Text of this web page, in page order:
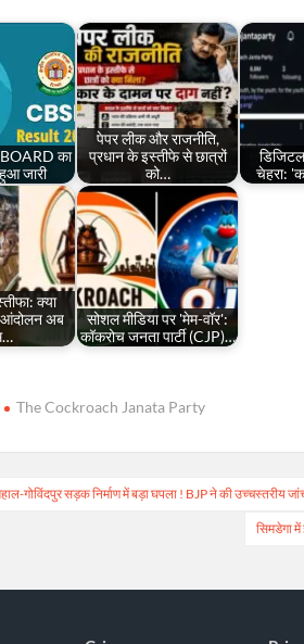
का
जारी
पेपर लीक और राजनीति,
प्रधान के इस्तीफे से छात्रों
को…
चेहरा:
क्या
अब
सोशल मीडिया पर 'मेम-वॉर':
कॉकरोच जनता पार्टी (CJP)…
The Cockroach Janata Party
गोविंदपुर सड़क निर्माण में बड़ा घपला ! BJP ने की उच्चस्तरीय
सिमडेगा में